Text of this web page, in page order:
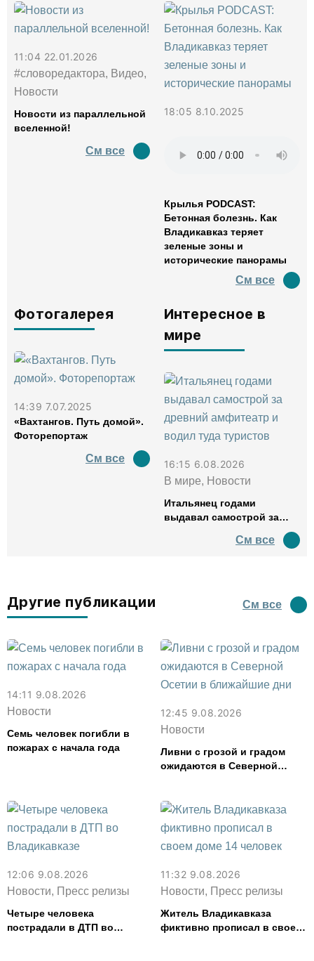
11:04 22.01.2026
#словоредактора, Видео,
Новости
Новости из параллельной
вселенной!
См все
18:05 8.10.2025
Крылья PODCAST:
Бетонная болезнь. Как
Владикавказ теряет
зеленые зоны и
исторические панорамы
См все
Фотогалерея
14:39 7.07.2025
«Вахтангов. Путь домой».
Фоторепортаж
См все
Интересное в
мире
16:15 6.08.2026
В мире, Новости
Итальянец годами
выдавал самострой за
водил туда туристов
См все
Другие публикации См все
14:11 9.08.2026
Новости
Семь человек погибли в
пожарах с начала года
12:45 9.08.2026
Новости
Ливни с грозой и градом
ожидаются в Северной
12:06 9.08.2026
Новости, Пресс релизы
Четыре человека
пострадали в ДТП во
11:32 9.08.2026
Новости, Пресс релизы
Житель Владикавказа
фиктивно прописал в своем